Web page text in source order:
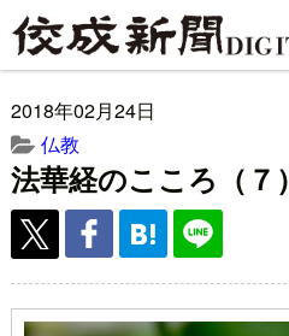
2018年02月24日
仏教
法華経のこころ（７）